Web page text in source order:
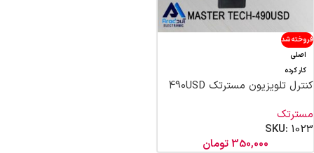
فروخته شد
اصلی
کار کرده
کنترل تلویزیون مسترتک 490USD
مسترتک
SKU: 1023
350,000تومان